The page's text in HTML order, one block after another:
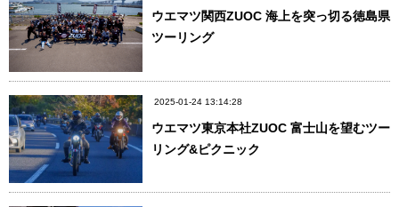
ウエマツ関西ZUOC 海上を突っ切る徳島県
ツーリング
2025-01-24 13:14:28
ウエマツ東京本社ZUOC 富士山を望むツー
リング&ピクニック